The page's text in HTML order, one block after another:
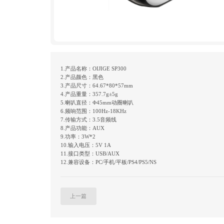
1.产品名称：OIJIGE SP300
2.产品颜色：黑色
3.产品尺寸：64.67*80*57mm
4.产品重量：357.7g±5g
5.喇叭直径：Φ45mm动圈喇叭
6.频响范围：100Hz-18KHz
7.传输方式：3.5音频线
8.产品功能：AUX
9.功率：3W*2
10.输入电压：5V 1A
11.接口类型：USB/AUX
12.兼容设备：PC/手机/平板/PS4/PS5/NS
上一篇